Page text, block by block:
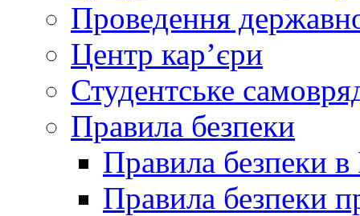
Проведення
Центр кар’єри
Студентське
Правила безпеки
Правила безпеки в
Правила безпеки